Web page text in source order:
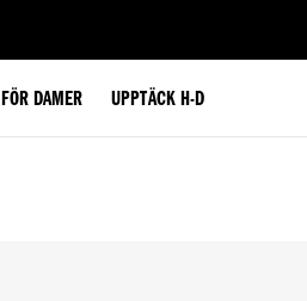
FÖR DAMER UPPTÄCK H-D